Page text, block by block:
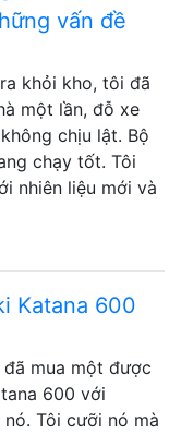
vấn đề
khỏi kho, tôi đã
một lần, đỗ xe
chịu lật. Bộ
chạy tốt. Tôi
nhiên liệu mới và
Katana 600
mua một được
600 với
nó. Tôi cưỡi nó mà